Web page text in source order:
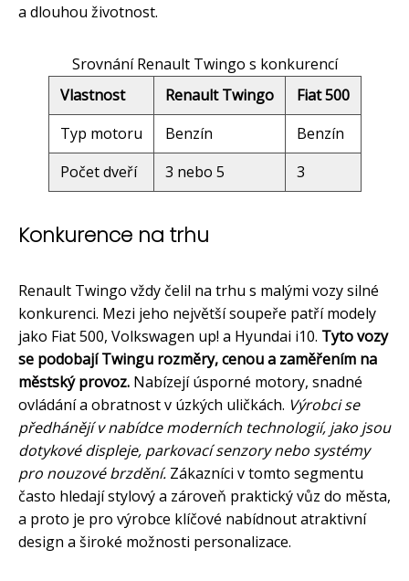
a dlouhou životnost.
Srovnání Renault Twingo s konkurencí
Vlastnost
Renault Twingo
Fiat 500
Typ motoru
Benzín
Benzín
Počet dveří
3 nebo 5 3
Konkurence na trhu
Renault Twingo vždy čelil na trhu s malými vozy silné
konkurenci. Mezi jeho největší soupeře patří modely
jako Fiat 500, Volkswagen up! a Hyundai i10. Tyto vozy
se podobají Twingu rozměry, cenou a zaměřením na
městský provoz. Nabízejí úsporné motory, snadné
ovládání a obratnost v úzkých uličkách. Výrobci se
předhánějí v nabídce moderních technologií, jako jsou
dotykové displeje, parkovací senzory nebo systémy
pro nouzové brzdění. Zákazníci v tomto segmentu
často hledají stylový a zároveň praktický vůz do města,
a proto je pro výrobce klíčové nabídnout atraktivní
design a široké možnosti personalizace.